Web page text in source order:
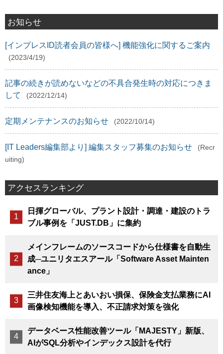
お知らせ
[インプレスID読者会員の皆様へ] 機能強化に関するご案内
(2023/4/19)
記事の続きが読めないなどの不具合発生時の対応につきま
して
(2022/12/14)
定期メンテナンスのお知らせ (2022/10/14)
[IT Leaders編集部より] 編集スタッフ募集のお知らせ
(Recr
uiting)
アクセスランキング
日揮グローバル、プラント設計・調達・建設のトラ
ブル事例を「JUST.DB」に集約
メインフレームのソースコードから仕様書を自動生
成─ユニリタエスアール「Software Asset Mainten
ance」
三井住友海上とあいおい損保、保険金支払業務にAI
画像検知機能を導入、不正請求対策を強化
データベース性能改善ツール「MAJESTY」新版、
AIがSQL分析やインデックス設計を代行